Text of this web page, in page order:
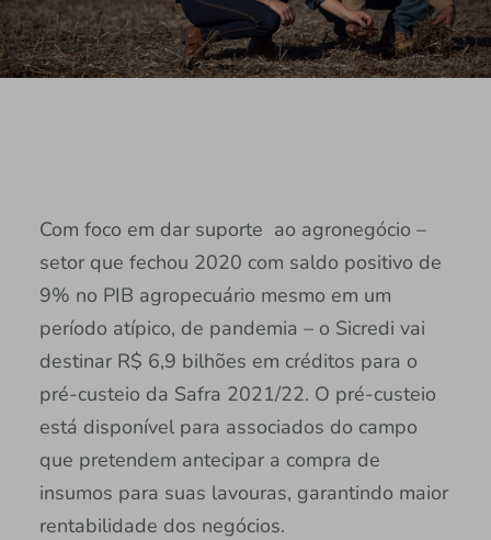
Com foco em dar suporte ao agronegócio –
setor que fechou 2020 com saldo positivo de
9% no PIB agropecuário mesmo em um
período atípico, de pandemia – o Sicredi vai
destinar R$ 6,9 bilhões em créditos para o
pré-custeio da Safra 2021/22. O pré-custeio
está disponível para associados do campo
que pretendem antecipar a compra de
insumos para suas lavouras, garantindo maior
rentabilidade dos negócios.